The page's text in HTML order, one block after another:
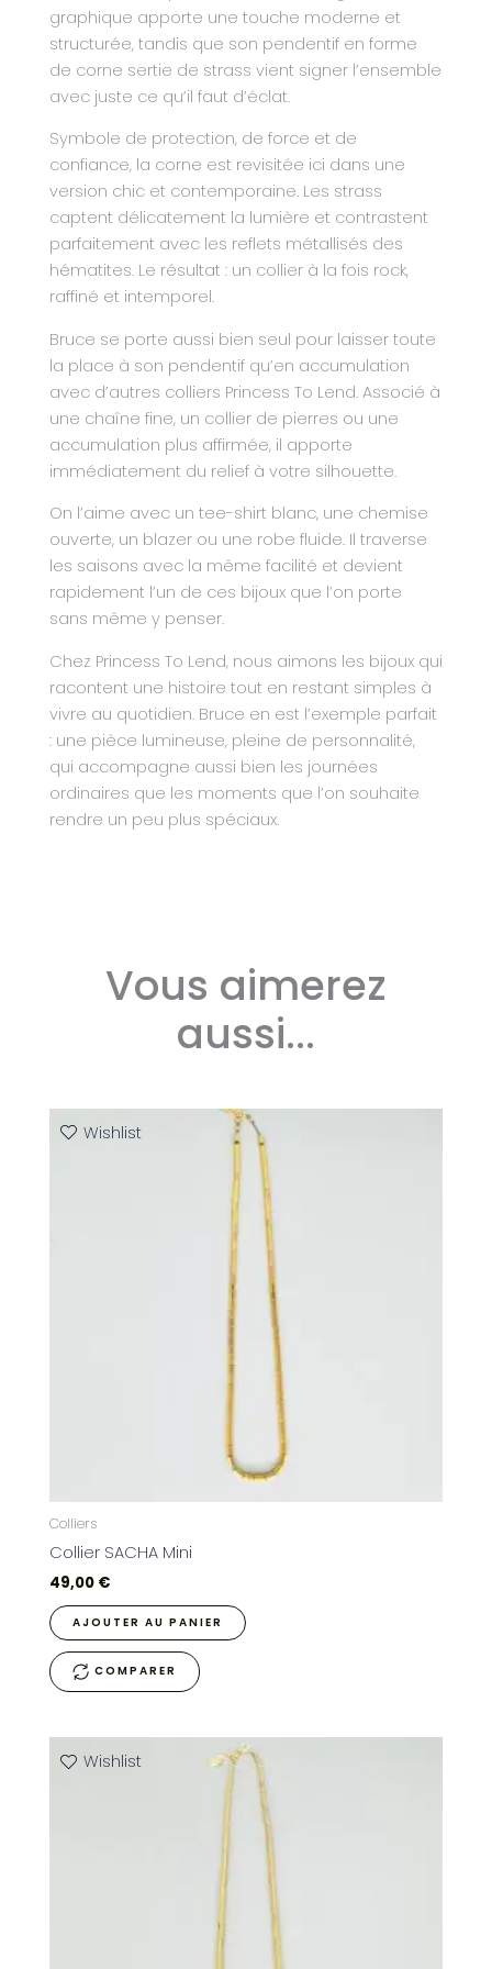
graphique apporte une touche moderne et
structurée, tandis que son pendentif en forme
de corne sertie de strass vient signer l’ensemble
avec juste ce qu’il faut d’éclat.
Symbole de protection, de force et de
confiance, la corne est revisitée ici dans une
version chic et contemporaine. Les strass
captent délicatement la lumière et contrastent
parfaitement avec les reflets métallisés des
hématites. Le résultat : un collier à la fois rock,
raffiné et intemporel.
Bruce se porte aussi bien seul pour laisser toute
la place à son pendentif qu’en accumulation
avec d’autres colliers Princess To Lend. Associé à
une chaîne fine, un collier de pierres ou une
accumulation plus affirmée, il apporte
immédiatement du relief à votre silhouette.
On l’aime avec un tee-shirt blanc, une chemise
ouverte, un blazer ou une robe fluide. Il traverse
les saisons avec la même facilité et devient
rapidement l’un de ces bijoux que l’on porte
sans même y penser.
Chez Princess To Lend, nous aimons les bijoux qui
racontent une histoire tout en restant simples à
vivre au quotidien. Bruce en est l’exemple parfait
: une pièce lumineuse, pleine de personnalité,
qui accompagne aussi bien les journées
ordinaires que les moments que l’on souhaite
rendre un peu plus spéciaux.
Vous aimerez
aussi...
Wishlist
Colliers
Collier SACHA Mini
49,00 €
AJOUTER AU PANIER
COMPARER
Wishlist